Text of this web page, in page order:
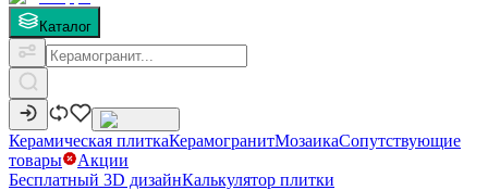
Каталог
Керамическая плиткаКерамогранитМозаикаСопутствующие
товары
Акции
Бесплатный 3D дизайнКалькулятор плитки